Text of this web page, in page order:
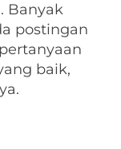
Banyak
postingan
baik,